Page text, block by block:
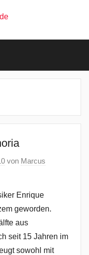
von Marcus
Enrique
geworden.
aus
seit 15 Jahren im
sowohl mit